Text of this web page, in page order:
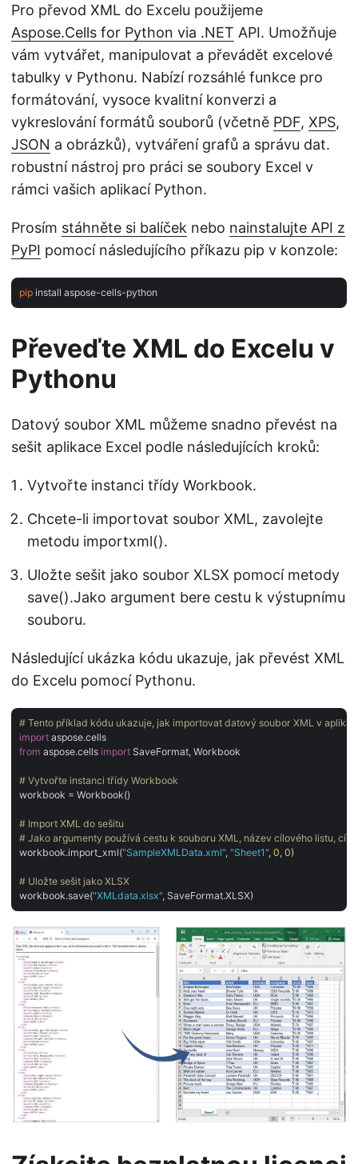
Pro převod XML do Excelu použijeme
Aspose.Cells for Python via .NET API. Umožňuje
vám vytvářet, manipulovat a převádět excelové
tabulky v Pythonu. Nabízí rozsáhlé funkce pro
formátování, vysoce kvalitní konverzi a
vykreslování formátů souborů (včetně PDF, XPS,
JSON a obrázků), vytváření grafů a správu dat.
robustní nástroj pro práci se soubory Excel v
rámci vašich aplikací Python.
Prosím stáhněte si balíček nebo nainstalujte API z
PyPI pomocí následujícího příkazu pip v konzole:
pip
Převeďte XML do Excelu v
Pythonu
Datový soubor XML můžeme snadno převést na
sešit aplikace Excel podle následujících kroků:
Vytvořte instanci třídy Workbook.
Chcete-li importovat soubor XML, zavolejte
metodu importxml().
Uložte sešit jako soubor XLSX pomocí metody
save().Jako argument bere cestu k výstupnímu
souboru.
Následující ukázka kódu ukazuje, jak převést XML
do Excelu pomocí Pythonu.
# Tento příklad kódu ukazuje, jak importovat datový soubor XML v
import
from aspose.cells import SaveFormat, Workbook
# Vytvořte instanci třídy Workbook
workbook = Workbook()
# Import XML do sešitu
# Jako argumenty používá cestu k souboru XML, název cílového listu,
workbook.import_xml("SampleXMLData.xml", "Sheet1", 0, 0)
# Uložte sešit jako XLSX
workbook.save("XMLdata.xlsx"